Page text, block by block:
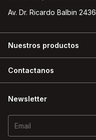
Av. Dr. Ricardo Balbin 2436
Nuestros productos
Contactanos
Newsletter